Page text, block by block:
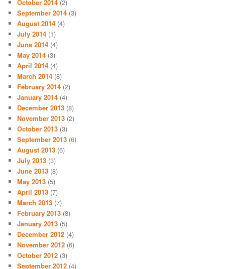
October 2014 (2)
September 2014 (3)
August 2014 (4)
July 2014 (1)
June 2014 (4)
May 2014 (3)
April 2014 (4)
March 2014 (8)
February 2014 (2)
January 2014 (4)
December 2013 (8)
November 2013 (2)
October 2013 (3)
September 2013 (6)
August 2013 (6)
July 2013 (3)
June 2013 (8)
May 2013 (5)
April 2013 (7)
March 2013 (7)
February 2013 (8)
January 2013 (5)
December 2012 (4)
November 2012 (6)
October 2012 (3)
September 2012 (4)